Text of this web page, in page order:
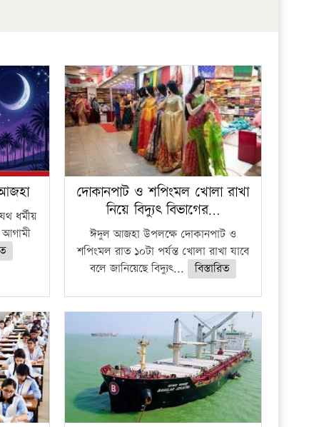
ধর্মীয়
আগামী
দোকানপাট ও শপিংমল খোলা রাখা
নিয়ে বিদ্যুৎ বিভাগের…
ঈদুল আজহা উপলক্ষে দোকানপাট ও
শপিংমল রাত ১০টা পর্যন্ত খোলা রাখা যাবে
বলে জানিয়েছে বিদ্যুৎ...
বিস্তারিত